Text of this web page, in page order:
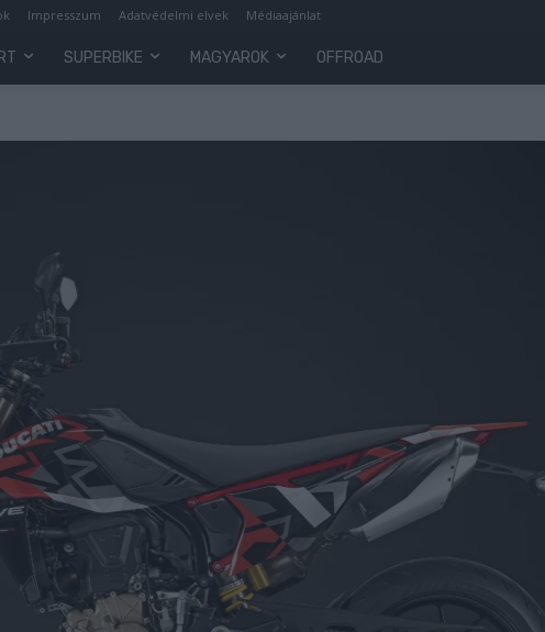
Impresszum Adatvédelmi elvek Médiaajánlat
SUPERBIKE MAGYAROK OFFROAD